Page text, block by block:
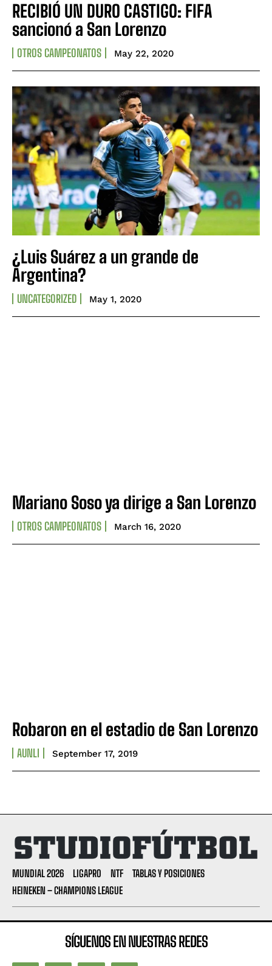
RECIBIÓ UN DURO CASTIGO: FIFA
sancionó a San Lorenzo
OTROS CAMPEONATOS May 22, 2020
¿Luis Suárez a un grande de
Argentina?
UNCATEGORIZED May 1, 2020
Mariano Soso ya dirige a San Lorenzo
OTROS CAMPEONATOS March 16, 2020
Robaron en el estadio de San Lorenzo
AUNLI September 17, 2019
MUNDIAL 2026 LIGAPRO NTF
TABLAS Y POSICIONES
HEINEKEN – CHAMPIONS LEAGUE
SÍGUENOS EN NUESTRAS REDES